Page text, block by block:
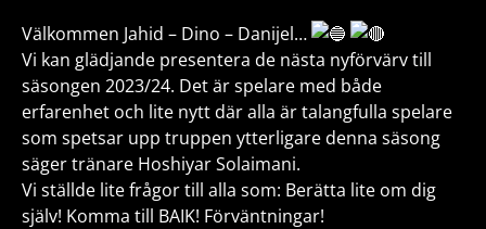
Välkommen Jahid – Dino – Danijel…
Vi kan glädjande presentera de nästa nyförvärv till
säsongen 2023/24. Det är spelare med både
erfarenhet och lite nytt där alla är talangfulla spelare
som spetsar upp truppen ytterligare denna säsong
säger tränare Hoshiyar Solaimani.
Vi ställde lite frågor till alla som: Berätta lite om dig
själv! Komma till BAIK! Förväntningar!